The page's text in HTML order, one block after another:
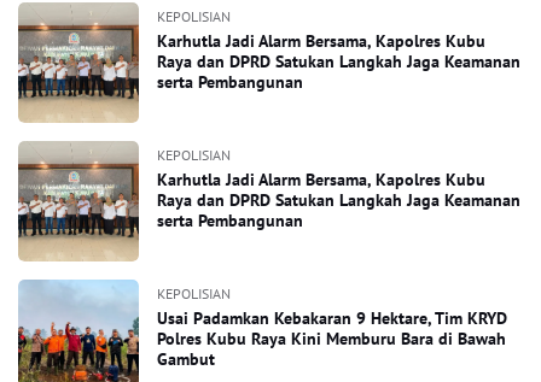
KEPOLISIAN
Karhutla Jadi Alarm Bersama, Kapolres Kubu
Raya dan DPRD Satukan Langkah Jaga Keamanan
serta Pembangunan
KEPOLISIAN
Karhutla Jadi Alarm Bersama, Kapolres Kubu
Raya dan DPRD Satukan Langkah Jaga Keamanan
serta Pembangunan
KEPOLISIAN
Usai Padamkan Kebakaran 9 Hektare, Tim KRYD
Polres Kubu Raya Kini Memburu Bara di Bawah
Gambut